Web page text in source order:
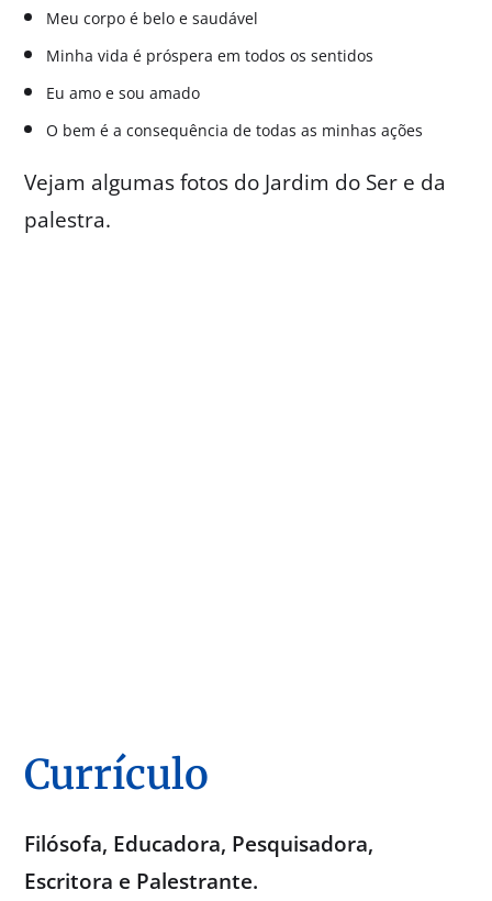
Meu corpo é belo e saudável
Minha vida é próspera em todos os sentidos
Eu amo e sou amado
O bem é a consequência de todas as minhas ações
Vejam algumas fotos do Jardim do Ser e da
palestra.
Currículo
Filósofa, Educadora, Pesquisadora,
Escritora e Palestrante.